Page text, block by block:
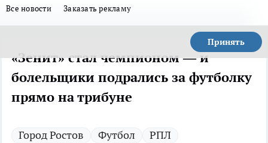
Все новости Заказать рекламу
Принять
«Зенит» стал чемпионом — и
болельщики подрались за футболку
прямо на трибуне
Город Ростов Футбол РПЛ